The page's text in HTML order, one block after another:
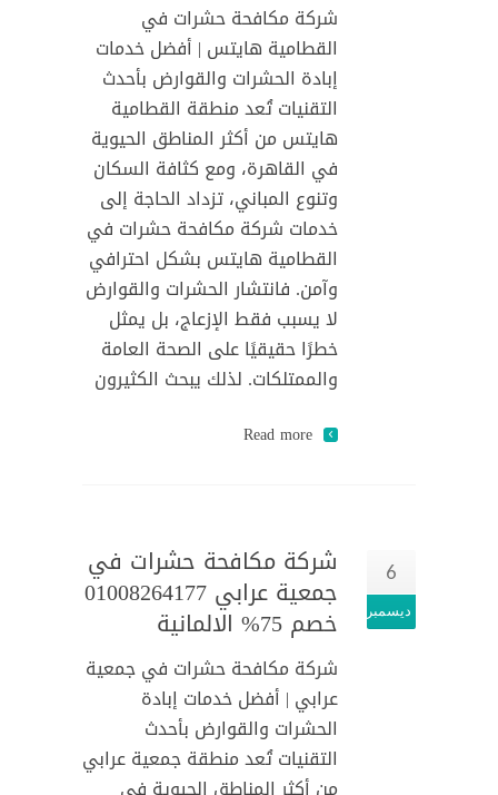
شركة مكافحة حشرات في
القطامية هايتس | أفضل خدمات
إبادة الحشرات والقوارض بأحدث
التقنيات تُعد منطقة القطامية
هايتس من أكثر المناطق الحيوية
في القاهرة، ومع كثافة السكان
وتنوع المباني، تزداد الحاجة إلى
خدمات شركة مكافحة حشرات في
القطامية هايتس بشكل احترافي
وآمن. فانتشار الحشرات والقوارض
لا يسبب فقط الإزعاج، بل يمثل
خطرًا حقيقيًا على الصحة العامة
والممتلكات. لذلك يبحث الكثيرون
Read more
6
ديسمبر
شركة مكافحة حشرات في
جمعية عرابي 01008264177
خصم 75% الالمانية
شركة مكافحة حشرات في جمعية
عرابي | أفضل خدمات إبادة
الحشرات والقوارض بأحدث
التقنيات تُعد منطقة جمعية عرابي